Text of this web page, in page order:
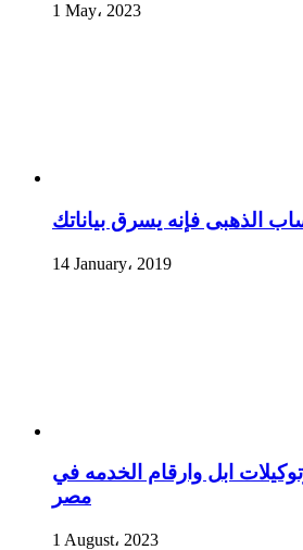
1 May، 2023
الذهبى فإنه يسرق بياناتك
14 January، 2019
ابل وارقام الخدمه في
مصر
1 August، 2023